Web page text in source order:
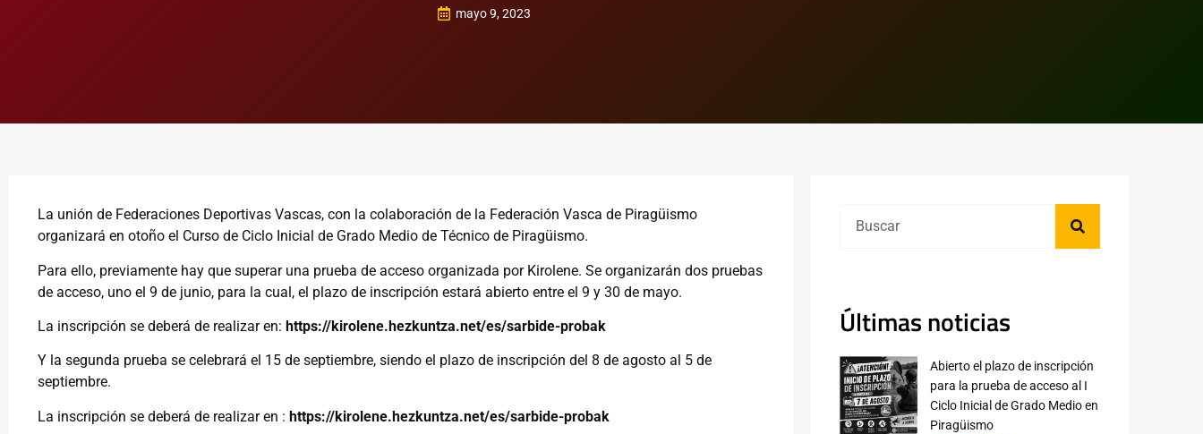
mayo 9, 2023
La unión de Federaciones Deportivas Vascas, con la colaboración de la Federación Vasca de Piragüismo
organizará en otoño el Curso de Ciclo Inicial de Grado Medio de Técnico de Piragüismo.
Para ello, previamente hay que superar una prueba de acceso organizada por Kirolene. Se organizarán dos pruebas
de acceso, uno el 9 de junio, para la cual, el plazo de inscripción estará abierto entre el 9 y 30 de mayo.
La inscripción se deberá de realizar en: https://kirolene.hezkuntza.net/es/sarbide-probak
Y la segunda prueba se celebrará el 15 de septiembre, siendo el plazo de inscripción del 8 de agosto al 5 de
septiembre.
La inscripción se deberá de realizar en : https://kirolene.hezkuntza.net/es/sarbide-probak
Últimas noticias
Abierto el plazo de inscripción
para la prueba de acceso al I
Ciclo Inicial de Grado Medio en
Piragüismo